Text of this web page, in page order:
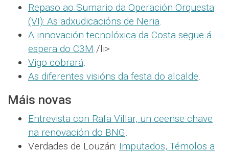
Repaso ao Sumario da Operación Orquesta
(VI): As adxudicacións de Neria.
A innovación tecnolóxica da Costa segue á
espera do C3M./li>
Vigo cobrará.
As diferentes visións da festa do alcalde.
Máis novas
Entrevista con Rafa Villar, un ceense chave
na renovación do BNG.
Verdades de Louzán: Imputados, Témolos a